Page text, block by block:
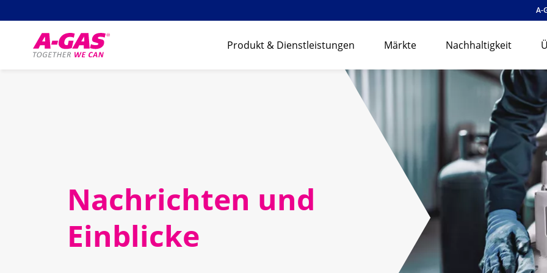
A-
Produkt & Dienstleistungen Märkte Nachhaltigkeit
Nachrichten und
Einblicke